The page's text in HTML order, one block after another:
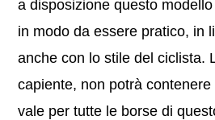
a disposizione questo
in modo da essere pratico, in
anche con lo stile del ciclista.
capiente, non potrà
vale per tutte le borse di